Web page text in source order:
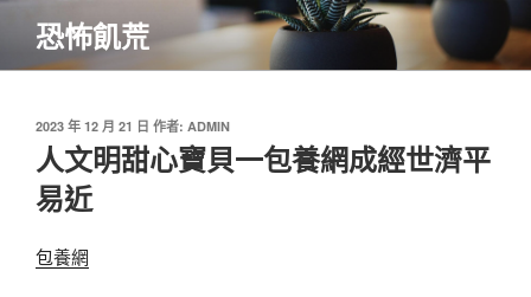
主
恐怖飢荒
發
於
2023 年 12 月 21 日 作者: ADMIN
人文明甜心寶貝一包養網成經世濟平
易近
包養網